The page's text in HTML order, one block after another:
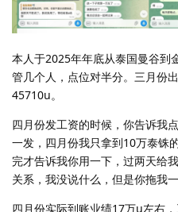
本人于2025年年底从泰国曼谷到
管几个人，点位对半分。三月份
45710u。
四月份发工资的时候，你告诉我
一发，四月份我只拿到10万泰铢
完才告诉我你用一下，过两天给
关系，我没说什么，但是你拖我
四月份实际到账业绩17万u左右